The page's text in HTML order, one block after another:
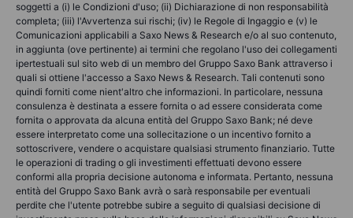
soggetti a (i) le Condizioni d'uso; (ii) Dichiarazione di non responsabilità
completa; (iii) l'Avvertenza sui rischi; (iv) le Regole di Ingaggio e (v) le
Comunicazioni applicabili a Saxo News & Research e/o al suo contenuto,
in aggiunta (ove pertinente) ai termini che regolano l'uso dei collegamenti
ipertestuali sul sito web di un membro del Gruppo Saxo Bank attraverso i
quali si ottiene l'accesso a Saxo News & Research. Tali contenuti sono
quindi forniti come nient'altro che informazioni. In particolare, nessuna
consulenza è destinata a essere fornita o ad essere considerata come
fornita o approvata da alcuna entità del Gruppo Saxo Bank; né deve
essere interpretato come una sollecitazione o un incentivo fornito a
sottoscrivere, vendere o acquistare qualsiasi strumento finanziario. Tutte
le operazioni di trading o gli investimenti effettuati devono essere
conformi alla propria decisione autonoma e informata. Pertanto, nessuna
entità del Gruppo Saxo Bank avrà o sarà responsabile per eventuali
perdite che l'utente potrebbe subire a seguito di qualsiasi decisione di